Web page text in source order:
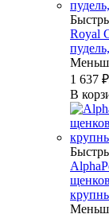
Royal
1 637 ₽
В